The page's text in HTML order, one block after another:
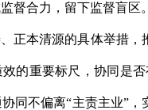
督合力，留下监督盲
正本清源的具体举措
的重要标尺，协同是
同不偏离“主责主业”